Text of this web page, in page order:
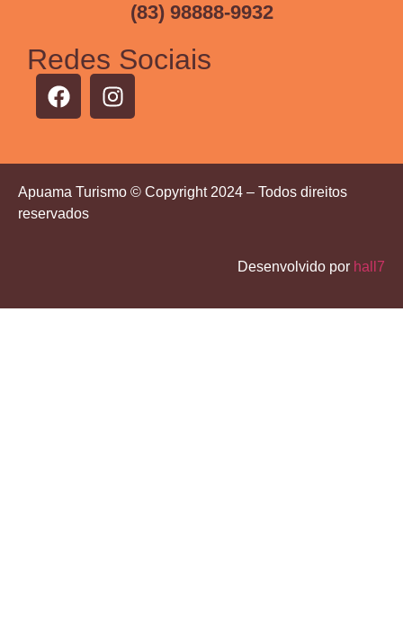
(83) 98888-9932
Redes Sociais
Apuama Turismo © Copyright 2024 – Todos direitos
reservados
Desenvolvido por hall7